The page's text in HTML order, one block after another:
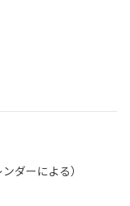
ダーによる）